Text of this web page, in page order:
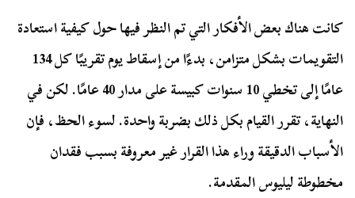
كانت هناك بعض الأفكار التي تم النظر فيها حول كيفية استعادة
التقويمات بشكل متزامن، بدءًا من إسقاط يوم تقريبًا كل 134
عامًا إلى تخطي 10 سنوات كبيسة على مدار 40 عامًا. لكن في
النهاية، تقرر القيام بكل ذلك بضربة واحدة. لسوء الحظ، فإن
الأسباب الدقيقة وراء هذا القرار غير معروفة بسبب فقدان
مخطوطة ليليوس المقدمة.